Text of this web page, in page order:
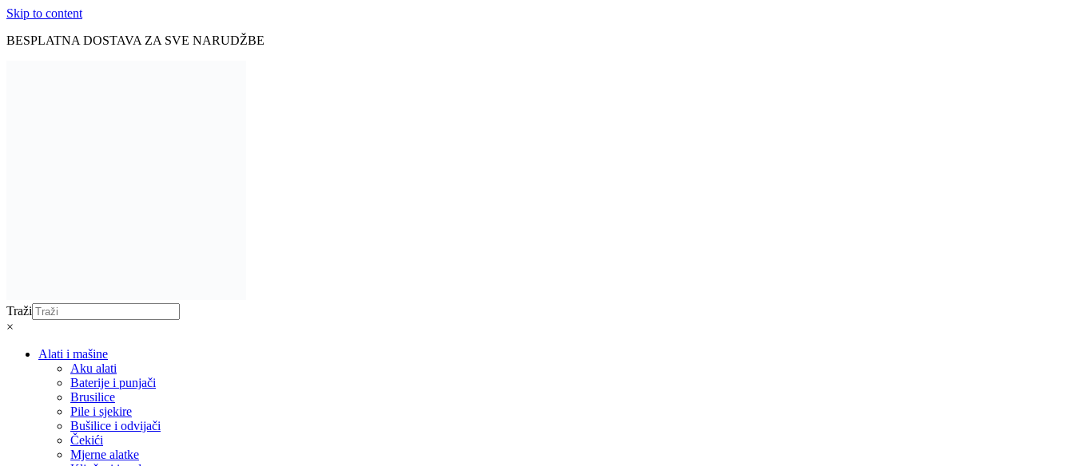
Skip to content
BESPLATNA DOSTAVA ZA SVE NARUDŽBE
Traži
×
Alati i mašine
Aku alati
Baterije i punjači
Brusilice
Pile i sjekire
Bušilice i odvijači
Čekići
Mjerne alatke